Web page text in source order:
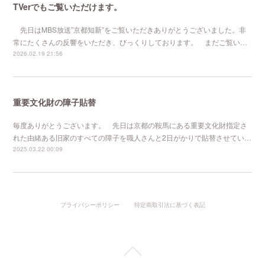
TVerでもご覧いただけます。
先日はMBS放送”京都知新”をご覧いただきありがとうございました。非
常にたくさんの反響をいただき、びっくりしております。 まだご覧い…
2026.02.19 21:56
重要文化財の障子貼替
毎度ありがとうございます。 先日は京都の鞍馬にある重要文化財指定さ
れた由緒ある旧家のすべての障子を職人さんと2日がかりで貼替させてい…
2025.03.22 00:09
プライバシーポリシー 特定商取引法に基づく表記